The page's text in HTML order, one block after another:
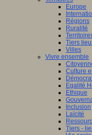
Europe
Régions
Ruralité
Tiers
Villes
Vivre ensemble
Culture
Egalité
Ethique
Inclusion
Laïcité
Tiers -